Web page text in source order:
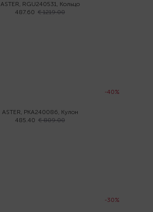
ASTER, RGU240531, Кольцо
487.60 € 1219.00
-40%
ASTER, PKA240086, Кулон
485.40 € 809.00
-30%